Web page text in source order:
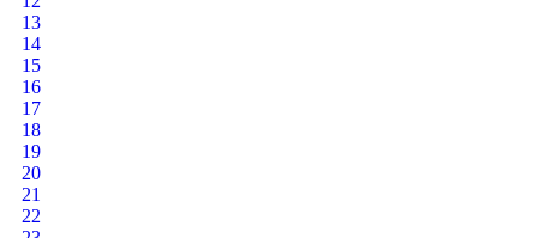
13
14
15
16
17
18
19
20
21
22